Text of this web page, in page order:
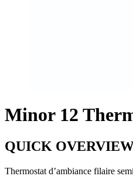
Minor 12
QUICK
Thermostat d’ambiance filaire